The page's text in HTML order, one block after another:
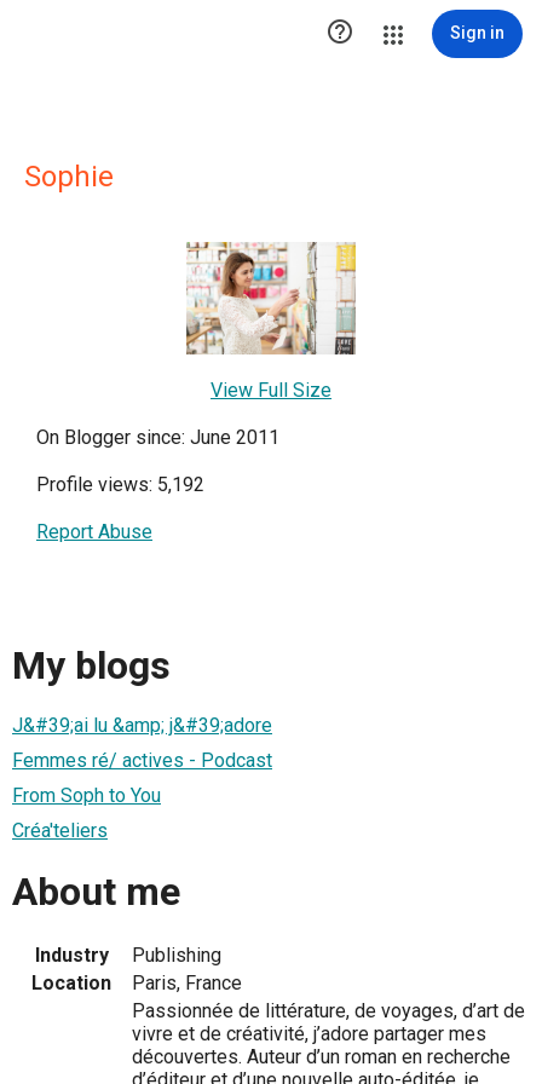
 Sign in
Sophie
View Full Size
On Blogger since: June 2011
Profile views: 5,192
Report Abuse
My blogs
J&#39;ai lu &amp; j&#39;adore
Femmes ré/ actives - Podcast
From Soph to You
Créa'teliers
About me
Industry
Publishing
Location
Paris, France
Passionnée de littérature, de voyages, d’art de
vivre et de créativité, j’adore partager mes
découvertes. Auteur d’un roman en recherche